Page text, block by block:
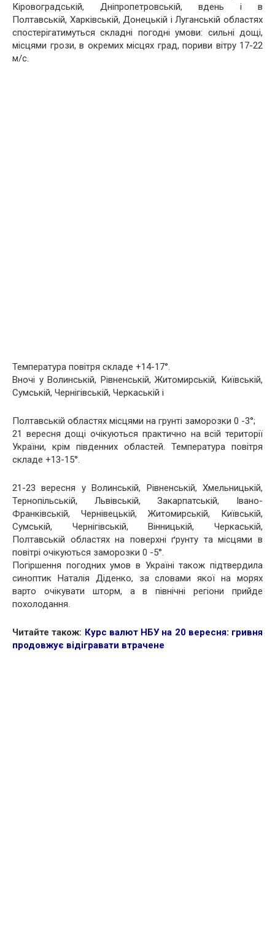
Кіровоградській, Дніпропетровській, вдень і в
Полтавській, Харківській, Донецькій і Луганській областях
спостерігатимуться складні погодні умови: сильні дощі,
місцями грози, в окремих місцях град, пориви вітру 17-22
м/с.
Температура повітря складе +14-17°.
Вночі у Волинській, Рівненській, Житомирській, Київській,
Сумській, Чернігівській, Черкаській і
Полтавській областях місцями на грунті заморозки 0 -3°;
21 вересня дощі очікуються практично на всій території
України, крім південних областей. Температура повітря
складе +13-15°.
21-23 вересня у Волинській, Рівненській, Хмельницькій,
Тернопільській, Львівській, Закарпатській, Івано-
Франківській, Чернівецькій, Житомирській, Київській,
Сумській, Чернігівській, Вінницькій, Черкаській,
Полтавській областях на поверхні ґрунту та місцями в
повітрі очікуються заморозки 0 -5°.
Погіршення погодних умов в Україні також підтвердила
синоптик Наталія Діденко, за словами якої на морях
варто очікувати шторм, а в північні регіони прийде
похолодання.
Читайте також: Курс валют НБУ на 20 вересня: гривня
продовжує відігравати втрачене